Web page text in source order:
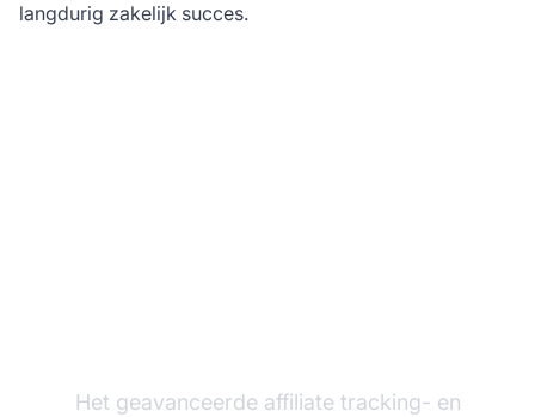
langdurig zakelijk succes.
Het geavanceerde affiliate tracking- en